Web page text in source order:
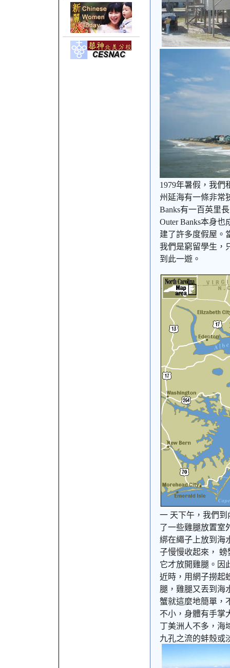
1979年暑假，我們
州延海有一條非常
Banks有一百英里
Outer Banks本身也
建了許多度假屋。
我們是窮留學生，
到此一遊。
一 天下午，我們
了一些雞腿放置室
綁在繩子上放到海
子慢慢收起來，
它才放開雞腿。因
近時，用網子撈起
腿，雞腿又丟到海
蟹就這麼地簡單，
不小，身體有手掌
丁美洲人不多，海
九孔之流的蚌殼或